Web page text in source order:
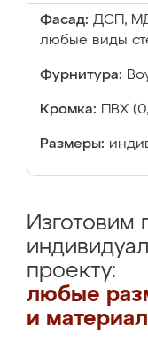
Фасад: ДСП,
любые виды
Фурнитура:
Кромка: ПВХ
Размеры:
Изготовим
проекту:
любые
и